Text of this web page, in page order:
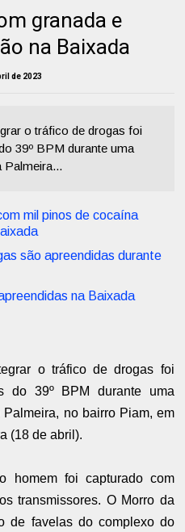
granada e
na Baixada
de 2023
o tráfico de drogas foi
39º BPM durante uma
Palmeira...
mil pinos de cocaína
são apreendidas durante
na Baixada
o tráfico de drogas foi
do 39º BPM durante uma
no bairro Piam, em
(18 de abril).
homem foi capturado com
transmissores. O Morro da
de favelas do complexo do